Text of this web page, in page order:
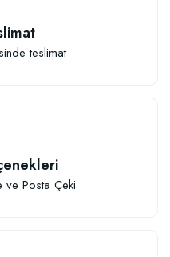
teslimat
ve Posta Çeki